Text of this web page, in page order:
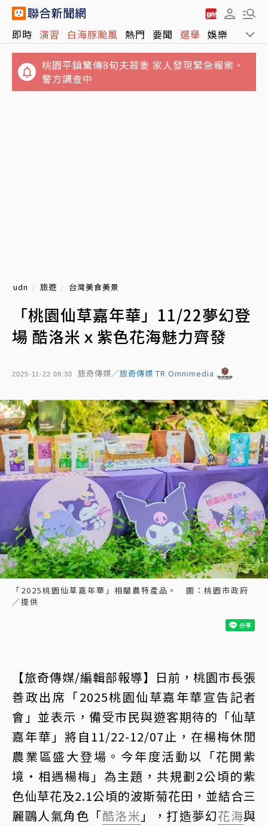
即時 演習 白海豚颱風 熱門 要聞 選舉 娛樂 運動
桃園平鎮驚傳8旬夫殺妻 家人發現緊急報案、
警方調查中
udn 旅遊 台灣美食美景
「桃園仙草嘉年華」11/22夢幻登
場 酷洛米ｘ紫色花海魅力齊發
2025-11-22 08:30 旅奇傳媒／旅奇傳媒 TR Omnimedia
「2025桃園仙草嘉年華」相關農特產品。 圖：桃園市政府
／提供
【旅奇傳媒/編輯部報導】日前，桃園市長張
善政出席「2025桃園仙草嘉年華宣告記者
會」並表示，備受市民與遊客期待的「仙草
嘉年華」將自11/22-12/07止，在楊梅休閒
農業區盛大登場。今年度活動以「花開紫
境・相遇楊梅」為主題，共規劃2公頃的紫
色仙草花及2.1公頃的波斯菊花田，並結合三
麗鷗人氣角色「酷洛米 」，打造夢幻花海與